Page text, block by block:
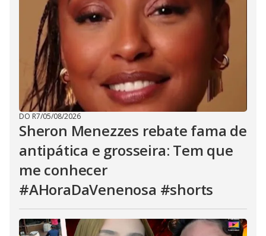
DO R7/05/08/2026
Sheron Menezzes rebate fama de
antipática e grosseira: Tem que
me conhecer
#AHoraDaVenenosa #shorts